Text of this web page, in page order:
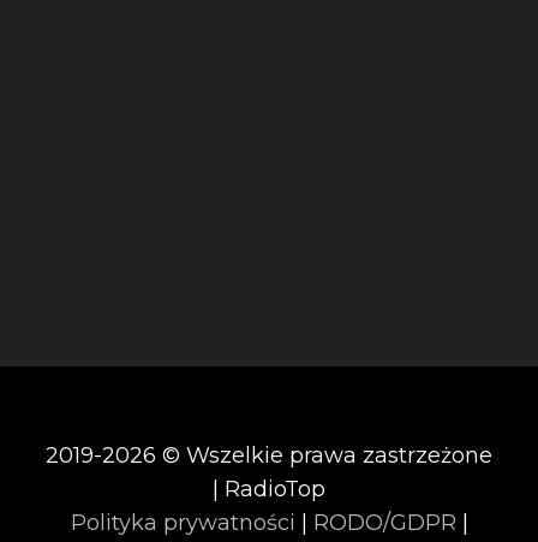
2019-2026 © Wszelkie prawa zastrzeżone
| RadioTop
Polityka prywatności
RODO/GDPR